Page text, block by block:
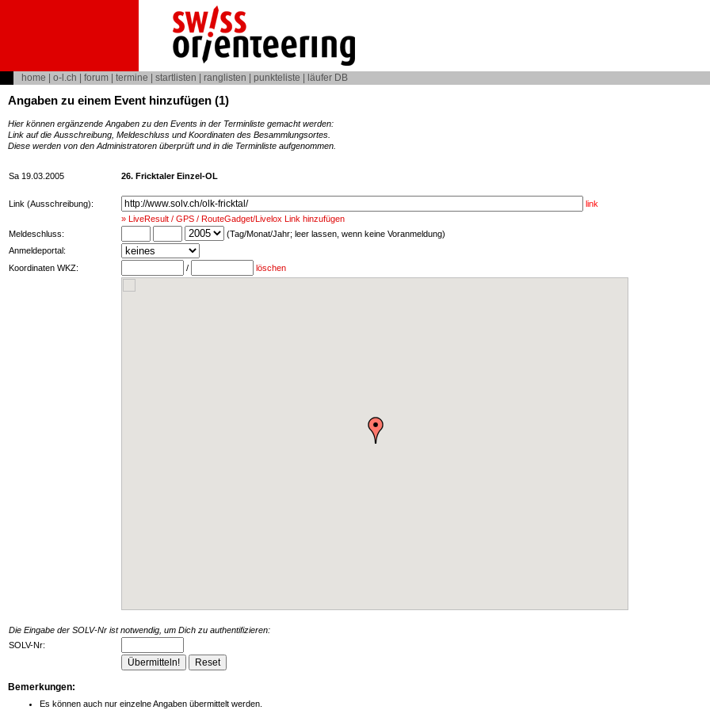
home o-l.ch forum termine startlisten ranglisten punkteliste läufer DB
Angaben zu einem Event hinzufügen (1)
Hier können ergänzende Angaben zu den Events in der Terminliste gemacht werden:
Link auf die Ausschreibung, Meldeschluss und Koordinaten des Besammlungsortes.
Diese werden von den Administratoren überprüft und in die Terminliste aufgenommen.
Sa 19.03.2005 26. Fricktaler Einzel-OL
Link (Ausschreibung):
link
» LiveResult / GPS / RouteGadget/Livelox Link hinzufügen
Meldeschluss:
(Tag/Monat/Jahr; leer lassen, wenn keine Voranmeldung)
Anmeldeportal:
Koordinaten WKZ:
/ löschen
Die Eingabe der SOLV-Nr ist notwendig, um Dich zu authentifizieren:
SOLV-Nr:
Bemerkungen:
Es können auch nur einzelne Angaben übermittelt werden.